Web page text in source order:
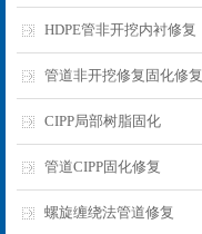
HDPE管非开挖内衬修复
管道非开挖修复固化修复
CIPP局部树脂固化
管道CIPP固化修复
螺旋缠绕法管道修复